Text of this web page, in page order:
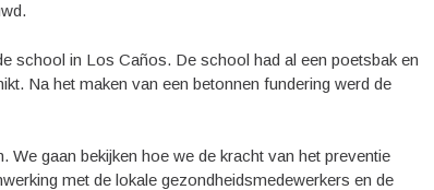
school in Los Caños. De school had al een poetsbak en
Na het maken van een betonnen fundering werd de
gaan bekijken hoe we de kracht van het preventie
met de lokale gezondheidsmedewerkers en de